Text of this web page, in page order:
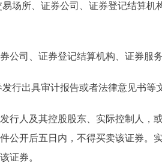
场所、证券公司、证券登记结算
公司、证券登记结算机构、证券服
行出具审计报告或者法律意见书
行人及其控股股东、实际控制人，
公开后五日内，不得买卖该证券。
证券。